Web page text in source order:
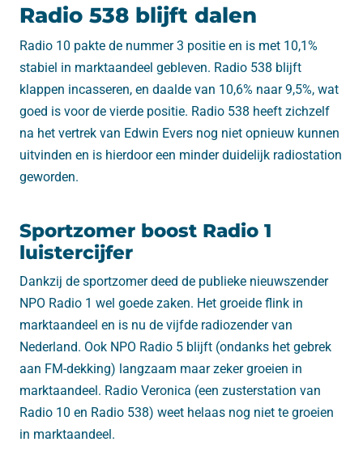
Radio 538 blijft dalen
Radio 10 pakte de nummer 3 positie en is met 10,1%
stabiel in marktaandeel gebleven. Radio 538 blijft
klappen incasseren, en daalde van 10,6% naar 9,5%, wat
goed is voor de vierde positie. Radio 538 heeft zichzelf
na het vertrek van Edwin Evers nog niet opnieuw kunnen
uitvinden en is hierdoor een minder duidelijk radiostation
geworden.
Sportzomer boost Radio 1
luistercijfer
Dankzij de sportzomer deed de publieke nieuwszender
NPO Radio 1 wel goede zaken. Het groeide flink in
marktaandeel en is nu de vijfde radiozender van
Nederland. Ook NPO Radio 5 blijft (ondanks het gebrek
aan FM-dekking) langzaam maar zeker groeien in
marktaandeel. Radio Veronica (een zusterstation van
Radio 10 en Radio 538) weet helaas nog niet te groeien
in marktaandeel.